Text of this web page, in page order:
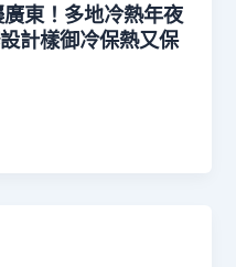
東！多地冷熱年夜
計樣御冷保熱又保